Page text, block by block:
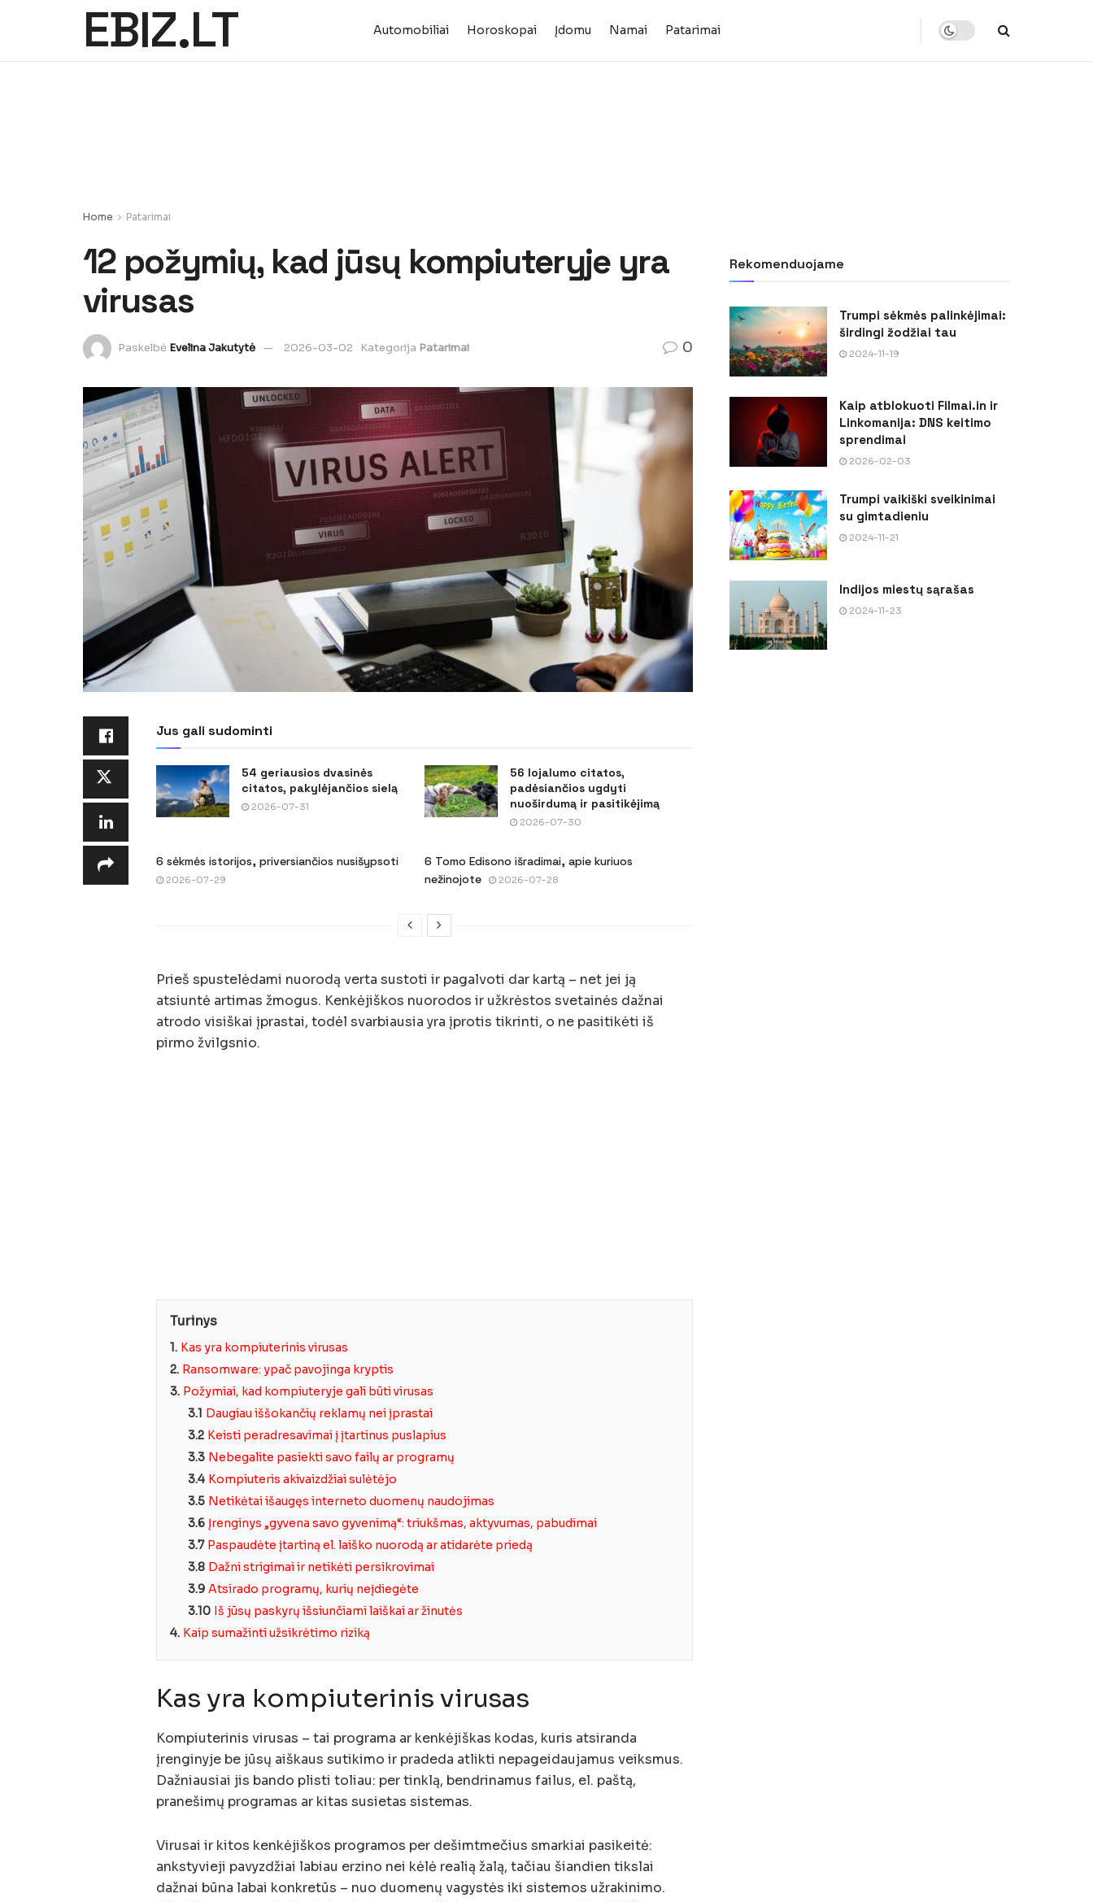
EBIZ.LT Automobiliai Horoskopai Įdomu Namai Patarimai
Home Patarimai
12 požymių, kad jūsų kompiuteryje yra
virusas
Paskelbė Evelina Jakutytė 2026-03-02 Kategorija Patarimai 0
Jus gali sudominti
54 geriausios dvasinės
citatos, pakylėjančios sielą
2026-07-31
56 lojalumo citatos,
padėsiančios ugdyti
nuoširdumą ir pasitikėjimą
2026-07-30
6 sėkmės istorijos, priversiančios nusišypsoti
2026-07-29
6 Tomo Edisono išradimai, apie kuriuos
nežinojote
2026-07-28
Prieš spustelėdami nuorodą verta sustoti ir pagalvoti dar kartą – net jei ją
atsiuntė artimas žmogus. Kenkėjiškos nuorodos ir užkrėstos svetainės dažnai
atrodo visiškai įprastai, todėl svarbiausia yra įprotis tikrinti, o ne pasitikėti iš
pirmo žvilgsnio.
Turinys
1. Kas yra kompiuterinis virusas
2. Ransomware: ypač pavojinga kryptis
3. Požymiai, kad kompiuteryje gali būti virusas
3.1 Daugiau iššokančių reklamų nei įprastai
3.2 Keisti peradresavimai į įtartinus puslapius
3.3 Nebegalite pasiekti savo failų ar programų
3.4 Kompiuteris akivaizdžiai sulėtėjo
3.5 Netikėtai išaugęs interneto duomenų naudojimas
3.6 Įrenginys „gyvena savo gyvenimą“: triukšmas, aktyvumas, pabudimai
3.7 Paspaudėte įtartiną el. laiško nuorodą ar atidarėte priedą
3.8 Dažni strigimai ir netikėti persikrovimai
3.9 Atsirado programų, kurių neįdiegėte
3.10 Iš jūsų paskyrų išsiunčiami laiškai ar žinutės
4. Kaip sumažinti užsikrėtimo riziką
Kas yra kompiuterinis virusas
Kompiuterinis virusas – tai programa ar kenkėjiškas kodas, kuris atsiranda
įrenginyje be jūsų aiškaus sutikimo ir pradeda atlikti nepageidaujamus veiksmus.
Dažniausiai jis bando plisti toliau: per tinklą, bendrinamus failus, el. paštą,
pranešimų programas ar kitas susietas sistemas.
Virusai ir kitos kenkėjiškos programos per dešimtmečius smarkiai pasikeitė:
ankstyvieji pavyzdžiai labiau erzino nei kėlė realią žalą, tačiau šiandien tikslai
dažnai būna labai konkretūs – nuo duomenų vagystės iki sistemos užrakinimo.
Rekomenduojame
Trumpi sėkmės palinkėjimai:
širdingi žodžiai tau
2024-11-19
Kaip atblokuoti Filmai.in ir
Linkomanija: DNS keitimo
sprendimai
2026-02-03
Trumpi vaikiški sveikinimai
su gimtadieniu
2024-11-21
Indijos miestų sąrašas
2024-11-23